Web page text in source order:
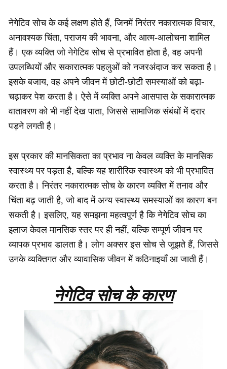
नेगेटिव सोच के कई लक्षण होते हैं, जिनमें निरंतर नकारात्मक विचार,
अनावश्यक चिंता, पराजय की भावना, और आत्म-आलोचना शामिल
हैं। एक व्यक्ति जो नेगेटिव सोच से प्रभावित होता है, वह अपनी
उपलब्धियों और सकारात्मक पहलुओं को नजरअंदाज कर सकता है।
इसके बजाय, वह अपने जीवन में छोटी-छोटी समस्याओं को बढ़ा-
चढ़ाकर पेश करता है। ऐसे में व्यक्ति अपने आसपास के सकारात्मक
वातावरण को भी नहीं देख पाता, जिससे सामाजिक संबंधों में दरार
पड़ने लगती है।
इस प्रकार की मानसिकता का प्रभाव ना केवल व्यक्ति के मानसिक
स्वास्थ्य पर पड़ता है, बल्कि यह शारीरिक स्वास्थ्य को भी प्रभावित
करता है। निरंतर नकारात्मक सोच के कारण व्यक्ति में तनाव और
चिंता बढ़ जाती है, जो बाद में अन्य स्वास्थ्य समस्याओं का कारण बन
सकती है। इसलिए, यह समझना महत्वपूर्ण है कि नेगेटिव सोच का
इलाज केवल मानसिक स्तर पर ही नहीं, बल्कि सम्पूर्ण जीवन पर
व्यापक प्रभाव डालता है। लोग अक्सर इस सोच से जूझते हैं, जिससे
उनके व्यक्तिगत और व्यावासिक जीवन में कठिनाइयाँ आ जाती हैं।
नेगेटिव सोच के कारण